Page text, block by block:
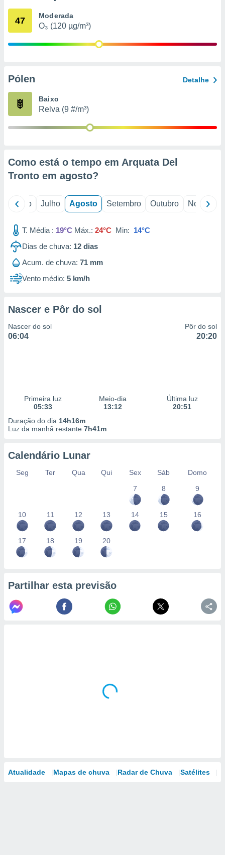
através
de
47 Moderada
O₃ (120 µg/m³)
Pólen Detalhe
Baixo
Relva (9 #/m³)
Como está o tempo em Arquata Del
Tronto em agosto?
Junho Julho Agosto Setembro Outubro Novembro
T. Média : 19°C Máx.: 24°C Min: 14°C
Dias de chuva: 12 dias
Acum. de chuva: 71 mm
Vento médio: 5 km/h
Nascer e Pôr do sol
Nascer do sol
06:04
Pôr do sol
20:20
Primeira luz
05:33
Meio-dia
13:12
Última luz
20:51
Duração do dia 14h16m
Luz da manhã restante 7h41m
Calendário Lunar
Seg Ter Qua Qui Sex Sáb
Domo
7
8 9
10 11 12 13 14 15 16
17 18 19 20
Partilhar esta previsão
Atualidade Mapas de chuva Radar de Chuva Satélites